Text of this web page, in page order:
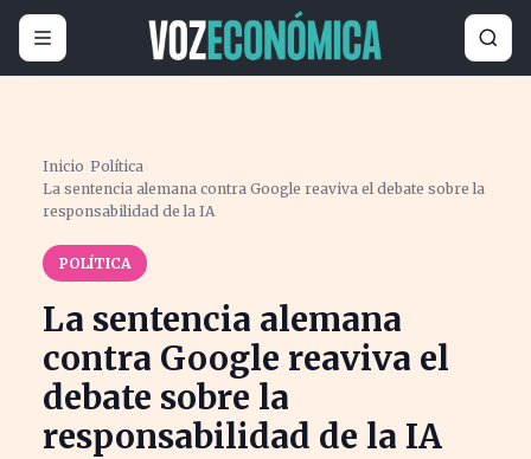
Inicio ›Política›
La sentencia alemana contra Google reaviva el debate sobre la
responsabilidad de la IA
POLÍTICA
La sentencia alemana
contra Google reaviva el
debate sobre la
responsabilidad de la IA